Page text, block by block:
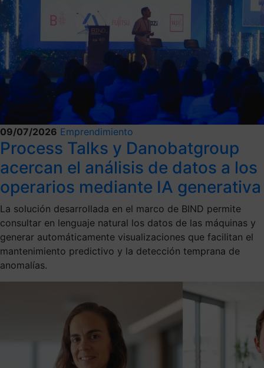
09/07/2026 Emprendimiento
Process Talks y Danobatgroup
acercan el análisis de datos a los
operarios mediante IA generativa
La solución desarrollada en el marco de BIND permite
consultar en lenguaje natural los datos de las máquinas y
generar automáticamente visualizaciones que facilitan el
mantenimiento predictivo y la detección temprana de
anomalías.